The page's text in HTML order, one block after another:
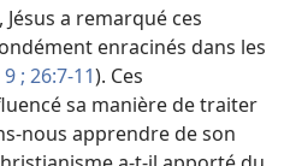
a remarqué ces
enracinés dans les
9 ; 26:7-11). Ces
sa manière de traiter
​nous apprendre de son